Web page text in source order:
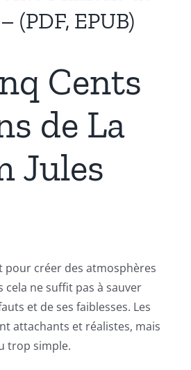
(PDF, EPUB)
Cents
de La
Jules
pour créer des atmosphères
cela ne suffit pas à sauver
et de ses faiblesses. Les
attachants et réalistes, mais
trop simple.